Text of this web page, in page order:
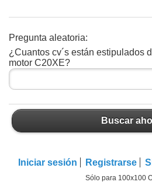
Pregunta aleatoria:
¿Cuantos cv´s están estipulados
motor C20XE?
Buscar
Iniciar sesión Registrarse
Sólo para 100x100